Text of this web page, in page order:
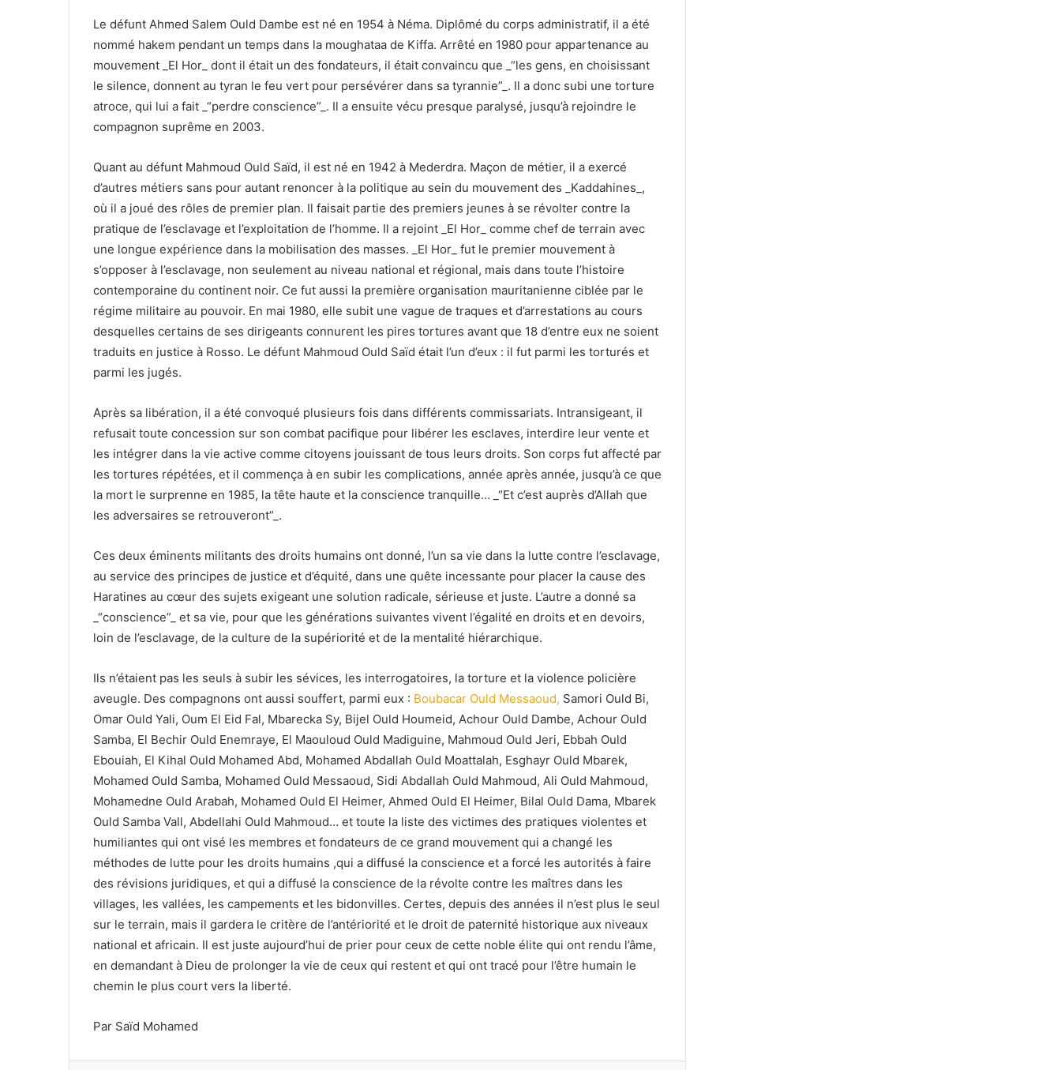
Le défunt Ahmed Salem Ould Dambe est né en 1954 à Néma. Diplômé du corps administratif, il a été
nommé hakem pendant un temps dans la moughataa de Kiffa. Arrêté en 1980 pour appartenance au
mouvement _El Hor_ dont il était un des fondateurs, il était convaincu que _“les gens, en choisissant
le silence, donnent au tyran le feu vert pour persévérer dans sa tyrannie”_. Il a donc subi une torture
atroce, qui lui a fait _“perdre conscience”_. Il a ensuite vécu presque paralysé, jusqu’à rejoindre le
compagnon suprême en 2003.
Quant au défunt Mahmoud Ould Saïd, il est né en 1942 à Mederdra. Maçon de métier, il a exercé
d’autres métiers sans pour autant renoncer à la politique au sein du mouvement des _Kaddahines_,
où il a joué des rôles de premier plan. Il faisait partie des premiers jeunes à se révolter contre la
pratique de l’esclavage et l’exploitation de l’homme. Il a rejoint _El Hor_ comme chef de terrain avec
une longue expérience dans la mobilisation des masses. _El Hor_ fut le premier mouvement à
s’opposer à l’esclavage, non seulement au niveau national et régional, mais dans toute l’histoire
contemporaine du continent noir. Ce fut aussi la première organisation mauritanienne ciblée par le
régime militaire au pouvoir. En mai 1980, elle subit une vague de traques et d’arrestations au cours
desquelles certains de ses dirigeants connurent les pires tortures avant que 18 d’entre eux ne soient
traduits en justice à Rosso. Le défunt Mahmoud Ould Saïd était l’un d’eux : il fut parmi les torturés et
parmi les jugés.
Après sa libération, il a été convoqué plusieurs fois dans différents commissariats. Intransigeant, il
refusait toute concession sur son combat pacifique pour libérer les esclaves, interdire leur vente et
les intégrer dans la vie active comme citoyens jouissant de tous leurs droits. Son corps fut affecté par
les tortures répétées, et il commença à en subir les complications, année après année, jusqu’à ce que
la mort le surprenne en 1985, la tête haute et la conscience tranquille… _“Et c’est auprès d’Allah que
les adversaires se retrouveront”_.
Ces deux éminents militants des droits humains ont donné, l’un sa vie dans la lutte contre l’esclavage,
au service des principes de justice et d’équité, dans une quête incessante pour placer la cause des
Haratines au cœur des sujets exigeant une solution radicale, sérieuse et juste. L’autre a donné sa
_“conscience”_ et sa vie, pour que les générations suivantes vivent l’égalité en droits et en devoirs,
loin de l’esclavage, de la culture de la supériorité et de la mentalité hiérarchique.
Ils n’étaient pas les seuls à subir les sévices, les interrogatoires, la torture et la violence policière
aveugle. Des compagnons ont aussi souffert, parmi eux : Boubacar Ould Messaoud, Samori Ould Bi,
Omar Ould Yali, Oum El Eid Fal, Mbarecka Sy, Bijel Ould Houmeid, Achour Ould Dambe, Achour Ould
Samba, El Bechir Ould Enemraye, El Maouloud Ould Madiguine, Mahmoud Ould Jeri, Ebbah Ould
Ebouiah, El Kihal Ould Mohamed Abd, Mohamed Abdallah Ould Moattalah, Esghayr Ould Mbarek,
Mohamed Ould Samba, Mohamed Ould Messaoud, Sidi Abdallah Ould Mahmoud, Ali Ould Mahmoud,
Mohamedne Ould Arabah, Mohamed Ould El Heimer, Ahmed Ould El Heimer, Bilal Ould Dama, Mbarek
Ould Samba Vall, Abdellahi Ould Mahmoud… et toute la liste des victimes des pratiques violentes et
humiliantes qui ont visé les membres et fondateurs de ce grand mouvement qui a changé les
méthodes de lutte pour les droits humains ,qui a diffusé la conscience et a forcé les autorités à faire
des révisions juridiques, et qui a diffusé la conscience de la révolte contre les maîtres dans les
villages, les vallées, les campements et les bidonvilles. Certes, depuis des années il n’est plus le seul
sur le terrain, mais il gardera le critère de l’antériorité et le droit de paternité historique aux niveaux
national et africain. Il est juste aujourd’hui de prier pour ceux de cette noble élite qui ont rendu l’âme,
en demandant à Dieu de prolonger la vie de ceux qui restent et qui ont tracé pour l’être humain le
chemin le plus court vers la liberté.
Par Saïd Mohamed